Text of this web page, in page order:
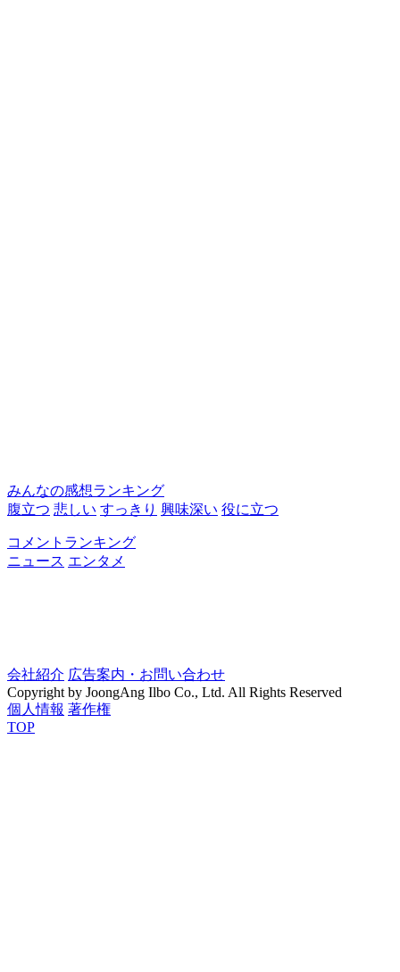
みんなの感想ランキング
腹立つ 悲しい すっきり 興味深い 役に立つ
コメントランキング
ニュース エンタメ
会社紹介 広告案内・お問い合わせ
Copyright by JoongAng Ilbo Co., Ltd. All Rights Reserved
個人情報 著作権
TOP